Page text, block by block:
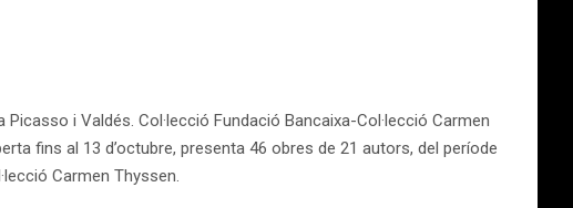
i Valdés. Col·lecció Fundació Bancaixa-Col·lecció Carmen
fins al 13 d’octubre, presenta 46 obres de 21 autors, del període
Carmen Thyssen.